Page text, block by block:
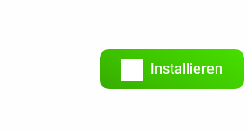
Installieren